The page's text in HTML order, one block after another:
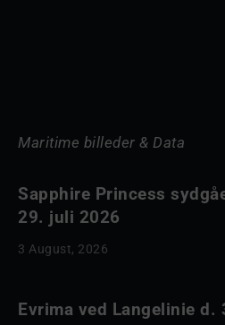
Maritime billeder & Data
Sapphire Princess
29. juli 2026
3 August, 2026
Evrima ved Langelinie d.